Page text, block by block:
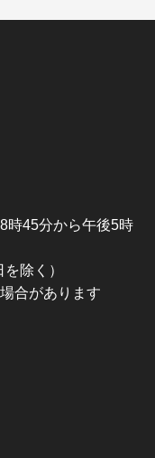
時45分から午後5時
除く）
合があります